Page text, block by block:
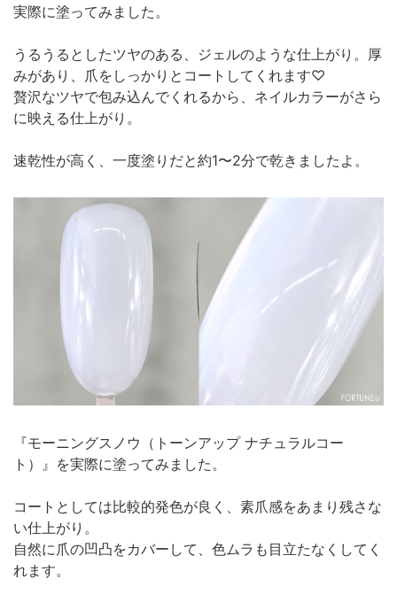
実際に塗ってみました。
うるうるとしたツヤのある、ジェルのような仕上がり。厚
みがあり、爪をしっかりとコートしてくれます♡
贅沢なツヤで包み込んでくれるから、ネイルカラーがさら
に映える仕上がり。
速乾性が高く、一度塗りだと約1〜2分で乾きましたよ。
『モーニングスノウ（トーンアップ ナチュラルコー
ト）』を実際に塗ってみました。
コートとしては比較的発色が良く、素爪感をあまり残さな
い仕上がり。
自然に爪の凹凸をカバーして、色ムラも目立たなくしてく
れます。